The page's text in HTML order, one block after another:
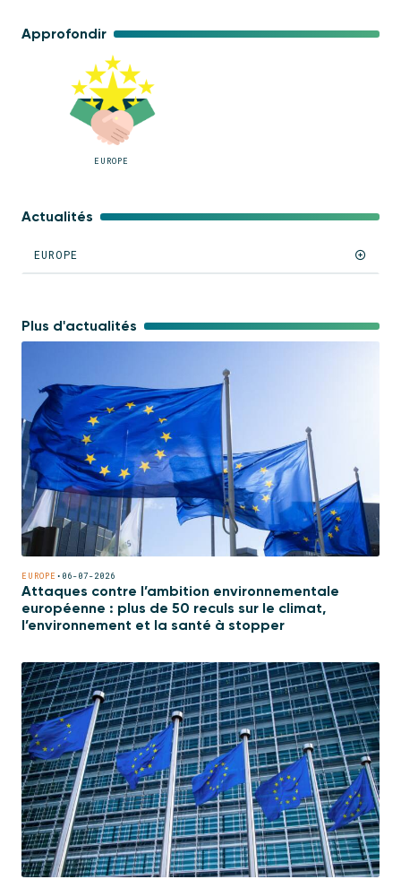
Approfondir
EUROPE
Actualités
EUROPE
Plus d'actualités
EUROPE • 06-07-2026
Attaques contre l’ambition environnementale
européenne : plus de 50 reculs sur le climat,
l’environnement et la santé à stopper